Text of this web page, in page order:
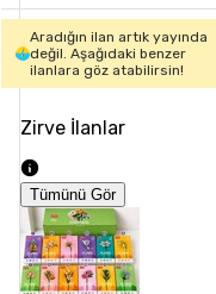
Aradığın ilan artık yayında
değil. Aşağıdaki benzer
ilanlara göz atabilirsin!
Zirve İlanlar
Tümünü Gör